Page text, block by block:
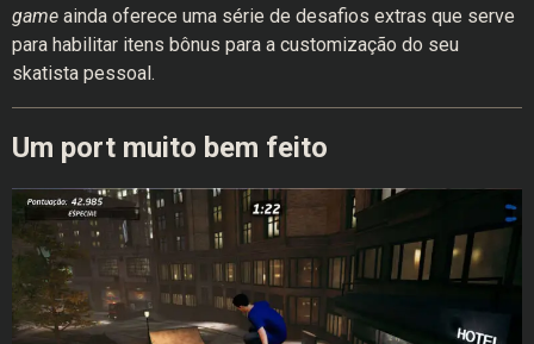
game ainda oferece uma série de desafios extras que serve
para habilitar itens bônus para a customização do seu
skatista pessoal.
Um port muito bem feito